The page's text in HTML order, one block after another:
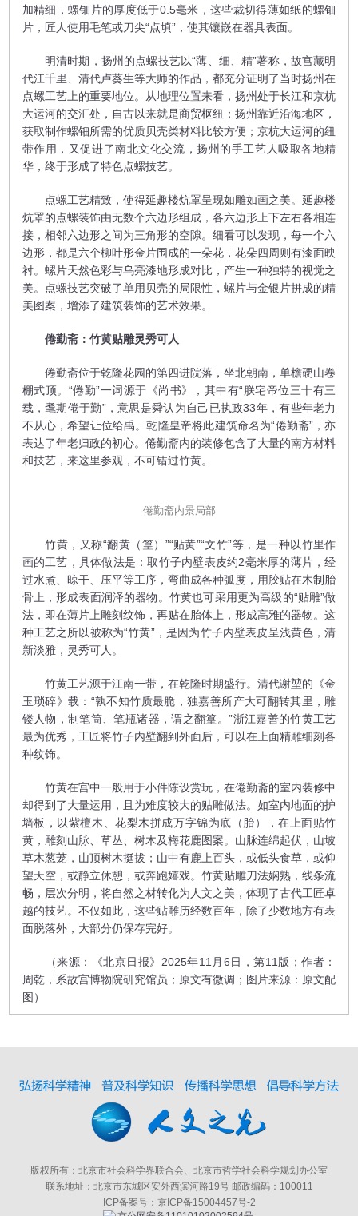
加精细，螺钿片的厚度低于0.5毫米，这些裁切得薄如纸的螺钿
片，匠人使用毛笔或刀尖“点填”，使其镶嵌在器具表面。
明清时期，扬州的点螺技艺以“薄、细、精”著称，故宫藏明
代江千里、清代卢葵生等大师的作品，都充分证明了当时扬州在
点螺工艺上的重要地位。从地理位置来看，扬州处于长江和京杭
大运河的交汇处，自古以来就是商贸枢纽；扬州靠近沿海地区，
获取制作螺钿所需的优质贝壳类材料比较方便；京杭大运河的纽
带作用，又促进了南北文化交流，扬州的手工艺人吸取各地精
华，终于形成了特色点螺技艺。
点螺工艺精致，使得延趣楼炕罩呈现如雕如画之美。延趣楼
炕罩的点螺装饰由无数个六边形组成，各六边形上下左右各相连
接，相邻六边形之间为三角形的空隙。细看可以发现，每一个六
边形，都是六个柳叶形金片围成的一朵花，花朵四周则有漆面映
衬。螺片天然色彩与乌亮漆地形成对比，产生一种独特的视觉之
美。点螺技艺突破了单用贝壳的局限性，螺片与金银片拼成的精
美图案，增添了建筑装饰的艺术效果。
倦勤斋：竹黄贴雕灵秀可人
倦勤斋位于乾隆花园的第四进院落，坐北朝南，单檐硬山卷
棚式顶。“倦勤”一词源于《尚书》，其中有“朕宅帝位三十有三
载，耄期倦于勤”，意思是舜认为自己已执政33年，有些年老力
不从心，希望让位给禹。乾隆皇帝将此建筑命名为“倦勤斋”，亦
表达了年老归政的初心。倦勤斋内的装修包含了大量的南方材料
和技艺，来这里参观，不可错过竹黄。
倦勤斋内景局部
竹黄，又称“翻黄（篁）”“贴黄”“文竹”等，是一种以竹里作
画的工艺，具体做法是：取竹子内壁表皮约2毫米厚的薄片，经
过水煮、晾干、压平等工序，弯曲成各种弧度，用胶贴在木制胎
骨上，形成表面润泽的器物。竹黄也可采用更为高级的“贴雕”做
法，即在薄片上雕刻纹饰，再贴在胎体上，形成高雅的器物。这
种工艺之所以被称为“竹黄”，是因为竹子内壁表皮呈浅黄色，清
新淡雅，灵秀可人。
竹黄工艺源于江南一带，在乾隆时期盛行。清代谢堃的《金
玉琐碎》载：“孰不知竹质最脆，独嘉善所产大可翻转其里，雕
镂人物，制笔筒、笔瓶诸器，谓之翻篁。”浙江嘉善的竹黄工艺
最为优秀，工匠将竹子内壁翻到外面后，可以在上面精雕细刻各
种纹饰。
竹黄在宫中一般用于小件陈设赏玩，在倦勤斋的室内装修中
却得到了大量运用，且为难度较大的贴雕做法。如室内地面的护
墙板，以紫檀木、花梨木拼成万字锦为底（胎），在上面贴竹
黄，雕刻山脉、草丛、树木及梅花鹿图案。山脉连绵起伏，山坡
草木葱茏，山顶树木挺拔；山中有鹿上百头，或低头食草，或仰
望天空，或静立休憩，或奔跑嬉戏。竹黄贴雕刀法娴熟，线条流
畅，层次分明，将自然之材转化为人文之美，体现了古代工匠卓
越的技艺。不仅如此，这些贴雕历经数百年，除了少数地方有表
面脱落外，大部分仍保存完好。
（来源：《北京日报》2025年11月6日，第11版；作者：
周乾，系故宫博物院研究馆员；原文有微调；图片来源：原文配
图）
版权所有：北京市社会科学界联合会、北京市哲学社会科学规划办公室
联系地址：北京市东城区安外西滨河路19号 邮政编码：100011
ICP备案号：京ICP备15004457号-2